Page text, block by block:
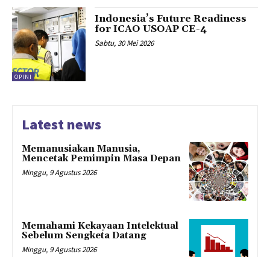
OPINI
Indonesia’s Future Readiness
for ICAO USOAP CE-4
Sabtu, 30 Mei 2026
Latest news
Memanusiakan Manusia,
Mencetak Pemimpin Masa Depan
Minggu, 9 Agustus 2026
Memahami Kekayaan Intelektual
Sebelum Sengketa Datang
Minggu, 9 Agustus 2026